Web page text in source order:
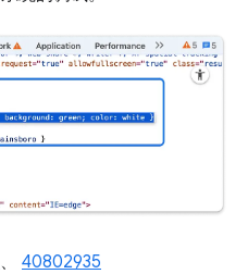
、 40802935